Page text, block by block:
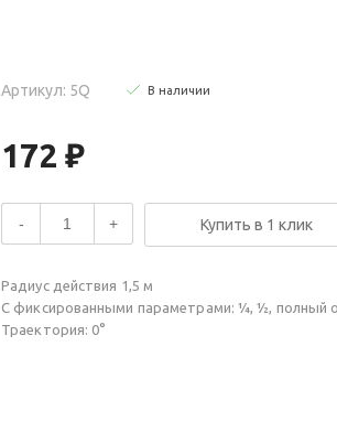
Артикул: 5Q В наличии
172 ₽
- + Купить в 1 клик
Радиус действия 1,5 м
С фиксированными параметрами: ¼, ½, полный
Траектория: 0°